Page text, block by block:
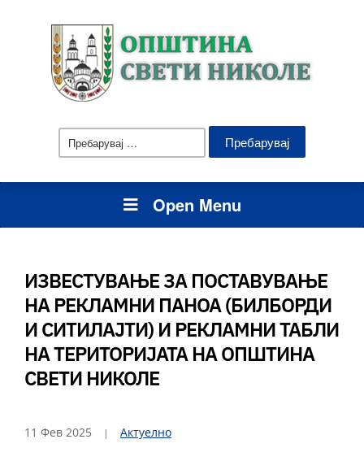
Пребарувај
за:
Open Menu
ИЗВЕСТУВАЊЕ ЗА ПОСТАВУВАЊЕ
НА РЕКЛАМНИ ПАНОА (БИЛБОРДИ
И СИТИЛАЈТИ) И РЕКЛАМНИ ТАБЛИ
НА ТЕРИТОРИЈАТА НА ОПШТИНА
СВЕТИ НИКОЛЕ
11 Фев 2025 Актуелно